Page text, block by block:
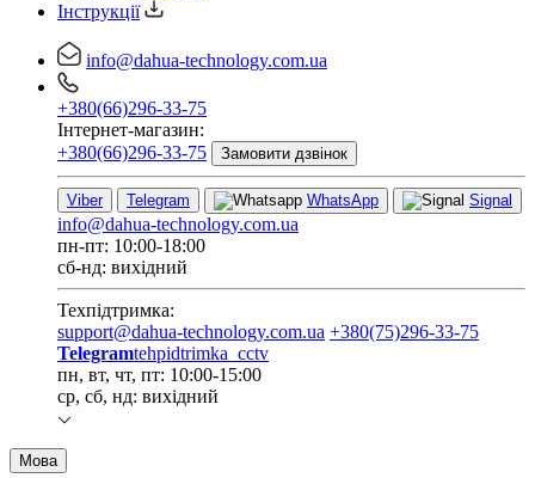
Інструкції
info@dahua-technology.com.ua
+380(66)296-33-75
Інтернет-магазин:
+380(66)296-33-75
Замовити дзвінок
Viber Telegram WhatsApp Signal
info@dahua-technology.com.ua
пн-пт: 10:00-18:00
сб-нд: вихідний
Техпідтримка:
support@dahua-technology.com.ua +380(75)296-33-75
Telegramtehpidtrimka_cctv
пн, вт, чт, пт: 10:00-15:00
ср, сб, нд: вихідний
Мова